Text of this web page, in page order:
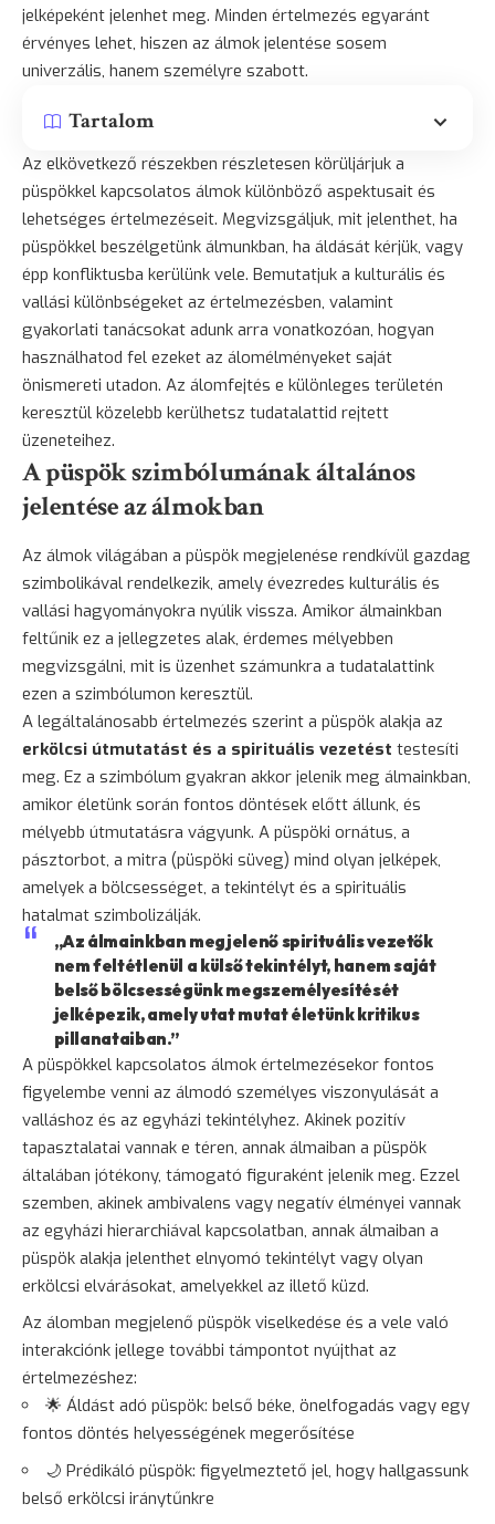
jelképeként jelenhet meg. Minden értelmezés egyaránt
érvényes lehet, hiszen az álmok jelentése sosem
univerzális, hanem személyre szabott.
Tartalom
Az elkövetkező részekben részletesen körüljárjuk a
püspökkel kapcsolatos álmok különböző aspektusait és
lehetséges értelmezéseit. Megvizsgáljuk, mit jelenthet, ha
püspökkel beszélgetünk álmunkban, ha áldását kérjük, vagy
épp konfliktusba kerülünk vele. Bemutatjuk a kulturális és
vallási különbségeket az értelmezésben, valamint
gyakorlati tanácsokat adunk arra vonatkozóan, hogyan
használhatod fel ezeket az álomélményeket saját
önismereti utadon. Az álomfejtés e különleges területén
keresztül közelebb kerülhetsz tudatalattid rejtett
üzeneteihez.
A püspök szimbólumának általános
jelentése az álmokban
Az álmok világában a püspök megjelenése rendkívül gazdag
szimbolikával rendelkezik, amely évezredes kulturális és
vallási hagyományokra nyúlik vissza. Amikor álmainkban
feltűnik ez a jellegzetes alak, érdemes mélyebben
megvizsgálni, mit is üzenhet számunkra a tudatalattink
ezen a szimbólumon keresztül.
A legáltalánosabb értelmezés szerint a püspök alakja az
erkölcsi útmutatást és a spirituális vezetést testesíti
meg. Ez a szimbólum gyakran akkor jelenik meg álmainkban,
amikor életünk során fontos döntések előtt állunk, és
mélyebb útmutatásra vágyunk. A püspöki ornátus, a
pásztorbot, a mitra (püspöki süveg) mind olyan jelképek,
amelyek a bölcsességet, a tekintélyt és a spirituális
hatalmat szimbolizálják.
„Az álmainkban megjelenő spirituális vezetők
nem feltétlenül a külső tekintélyt, hanem saját
belső bölcsességünk megszemélyesítését
jelképezik, amely utat mutat életünk kritikus
pillanataiban.”
A püspökkel kapcsolatos álmok értelmezésekor fontos
figyelembe venni az álmodó személyes viszonyulását a
valláshoz és az egyházi tekintélyhez. Akinek pozitív
tapasztalatai vannak e téren, annak álmaiban a püspök
általában jótékony, támogató figuraként jelenik meg. Ezzel
szemben, akinek ambivalens vagy negatív élményei vannak
az egyházi hierarchiával kapcsolatban, annak álmaiban a
püspök alakja jelenthet elnyomó tekintélyt vagy olyan
erkölcsi elvárásokat, amelyekkel az illető küzd.
Az álomban megjelenő püspök viselkedése és a vele való
interakciónk jellege további támpontot nyújthat az
értelmezéshez:
🌟 Áldást adó püspök: belső béke, önelfogadás vagy egy
fontos döntés helyességének megerősítése
🌙 Prédikáló püspök: figyelmeztető jel, hogy hallgassunk
belső erkölcsi iránytűnkre